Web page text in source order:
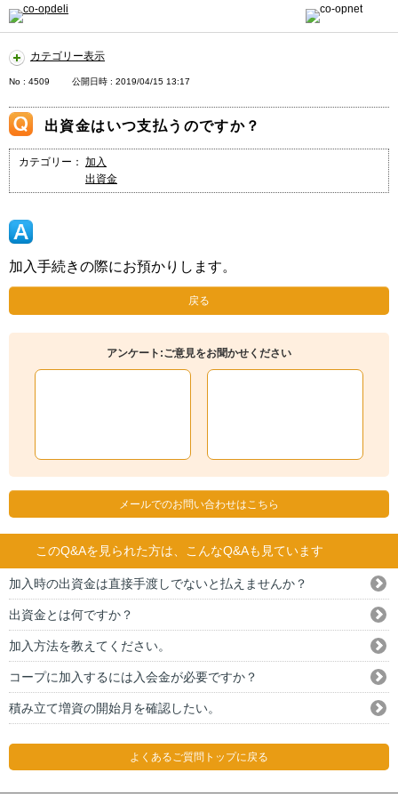
カテゴリー表示
No : 4509 公開日時 : 2019/04/15 13:17
出資金はいつ支払うのですか？
カテゴリー： 加入
出資金
加入手続きの際にお預かりします。
戻る
アンケート:ご意見をお聞かせください
メールでのお問い合わせはこちら
このQ&Aを見られた方は、こんなQ&Aも見ています
加入時の出資金は直接手渡しでないと払えませんか？
出資金とは何ですか？
加入方法を教えてください。
コープに加入するには入会金が必要ですか？
積み立て増資の開始月を確認したい。
よくあるご質問トップに戻る